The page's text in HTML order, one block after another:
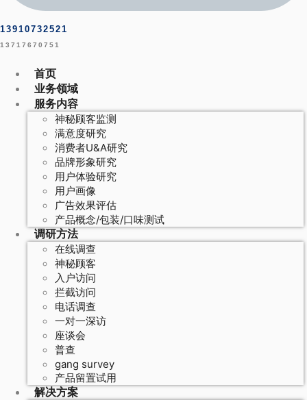
13910732521
13717670751
首页
业务领域
服务内容
神秘顾客监测
满意度研究
消费者U&A研究
品牌形象研究
用户体验研究
用户画像
广告效果评估
产品概念/包装/口味测试
调研方法
在线调查
神秘顾客
入户访问
拦截访问
电话调查
一对一深访
座谈会
普查
gang survey
产品留置试用
解决方案